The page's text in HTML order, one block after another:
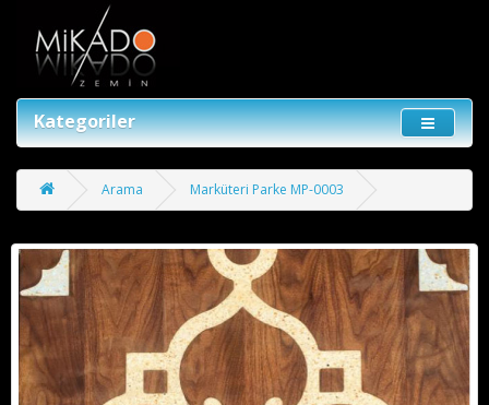
Kategoriler
Arama Marküteri Parke MP-0003